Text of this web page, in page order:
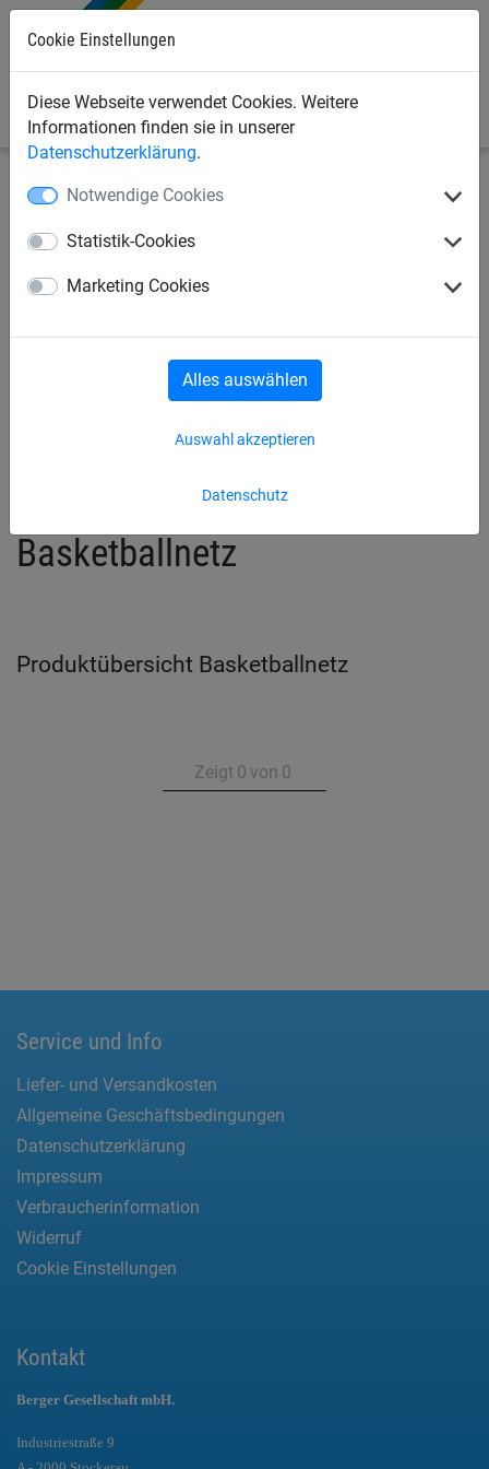
Cookie Einstellungen
Diese Webseite verwendet Cookies. Weitere
Informationen finden sie in unserer
Datenschutzerklärung.
Notwendige Cookies
Statistik-Cookies
Marketing Cookies
Datenschutz
Auswahl akzeptieren
Alles auswählen
Seilspielgeräte
Freizeit, Spiel & Sport
Bolzplatz-Tore
Basketballnetz
Sonnensegel / Sandkasten-Abdeckung
Basketballnetz
Produktübersicht Basketballnetz
Zeigt 0 von 0
Service und Info
Liefer- und Versandkosten
Allgemeine Geschäftsbedingungen
Datenschutzerklärung
Impressum
Verbraucherinformation
Widerruf
Cookie Einstellungen
Kontakt
Berger Gesellschaft mbH.
Industriestraße 9